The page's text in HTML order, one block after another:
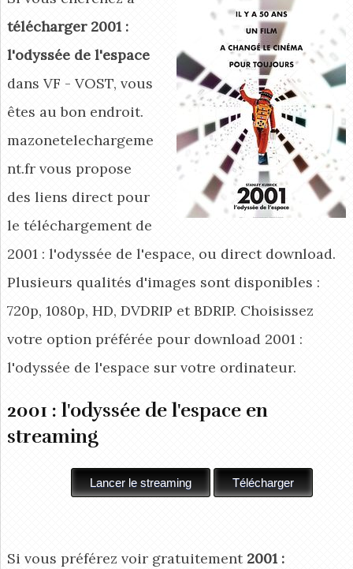
télécharger 2001 :
l'odyssée de l'espace
dans VF - VOST, vous
êtes au bon endroit.
mazonetelechargeme
nt.fr vous propose
des liens direct pour
le téléchargement de
2001 : l'odyssée de l'espace, ou direct download.
Plusieurs qualités d'images sont disponibles :
720p, 1080p, HD, DVDRIP et BDRIP. Choisissez
votre option préférée pour download 2001 :
l'odyssée de l'espace sur votre ordinateur.
2001 : l'odyssée de l'espace en
streaming
Si vous préférez voir gratuitement 2001 :